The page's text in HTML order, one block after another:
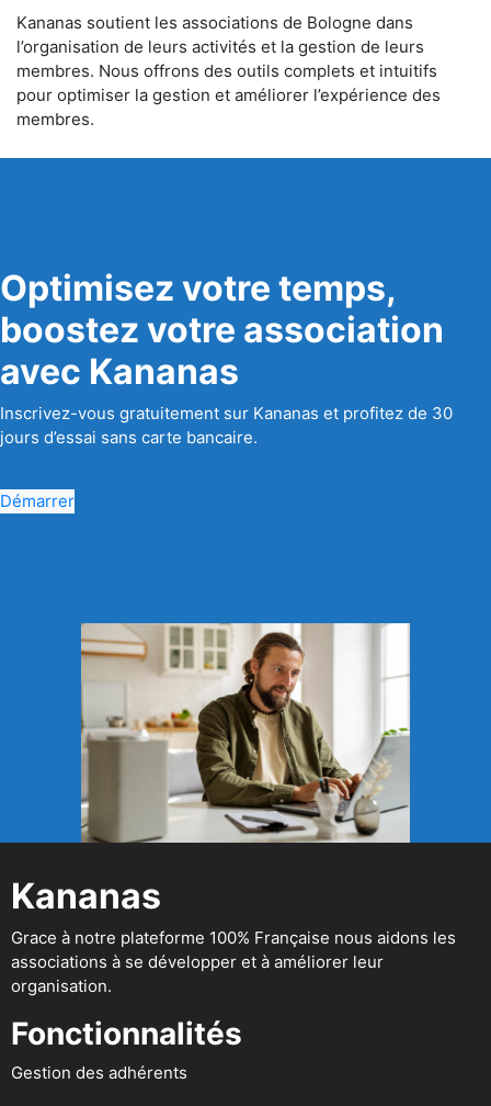
Kananas soutient les associations de Bologne dans
l’organisation de leurs activités et la gestion de leurs
membres. Nous offrons des outils complets et intuitifs
pour optimiser la gestion et améliorer l’expérience des
membres.
Optimisez votre temps,
boostez votre association
avec Kananas
Inscrivez-vous gratuitement sur Kananas et profitez de 30
jours d’essai sans carte bancaire.
Démarrer
Kananas
Grace à notre plateforme 100% Française nous aidons les
associations à se développer et à améliorer leur
organisation.
Fonctionnalités
Gestion des adhérents